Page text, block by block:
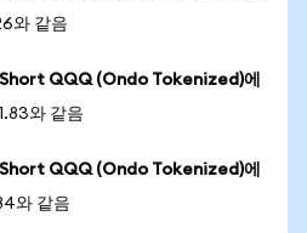
와 같음
QQQ (Ondo Tokenized)에
와 같음
QQQ (Ondo Tokenized)에
와 같음